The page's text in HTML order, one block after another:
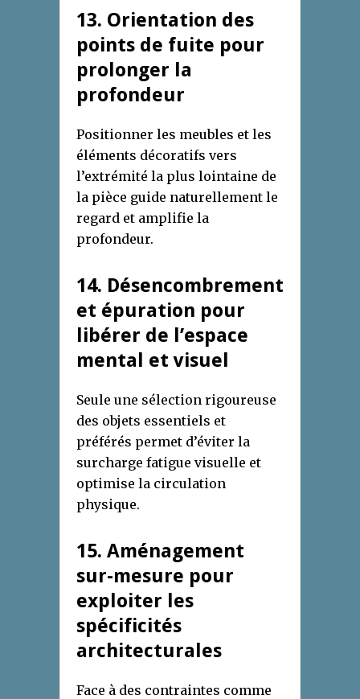
13. Orientation des
points de fuite pour
prolonger la
profondeur
Positionner les meubles et les
éléments décoratifs vers
l’extrémité la plus lointaine de
la pièce guide naturellement le
regard et amplifie la
profondeur.
14. Désencombrement
et épuration pour
libérer de l’espace
mental et visuel
Seule une sélection rigoureuse
des objets essentiels et
préférés permet d’éviter la
surcharge fatigue visuelle et
optimise la circulation
physique.
15. Aménagement
sur-mesure pour
exploiter les
spécificités
architecturales
Face à des contraintes comme